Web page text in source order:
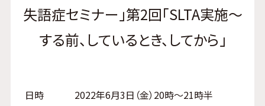
失語症セミナー」第2回「SLTA実施～
する前、しているとき、してから」
日時 2022年6月3日（金）20時～21時半